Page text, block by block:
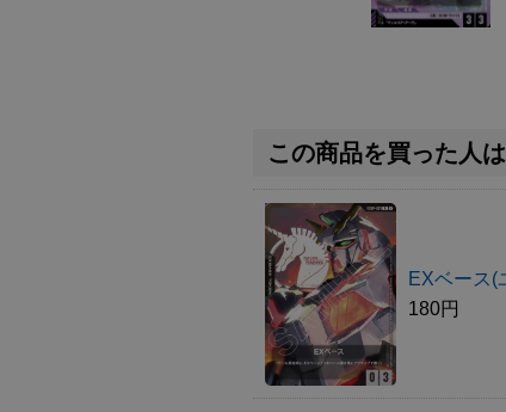
この商品を買った人
EXベース(
180円